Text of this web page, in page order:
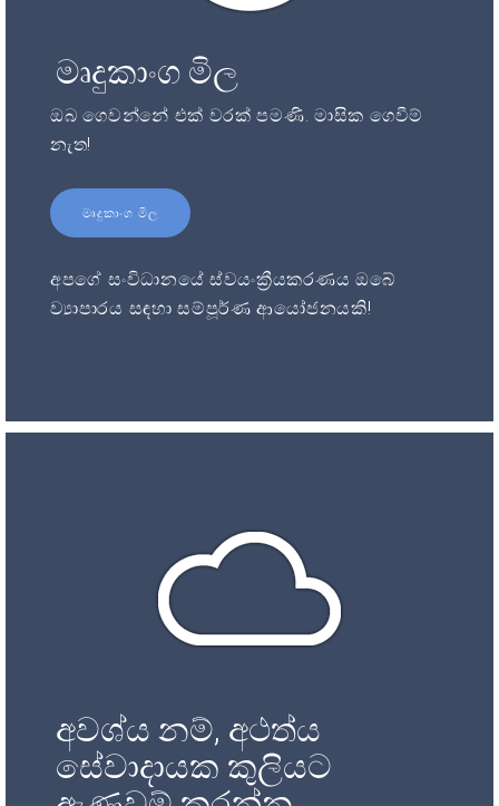
මෘදුකාංග මිල
ඔබ ගෙවන්නේ එක් වරක් පමණි. මාසික ගෙවීම්
නැත!
මෘදුකාංග මිල
අපගේ සංවිධානයේ ස්වයංක්‍රීයකරණය ඔබේ
ව්‍යාපාරය සඳහා සම්පූර්ණ ආයෝජනයකි!
අවශ්ය නම්, අථත්ය
සේවාදායක කුලියට